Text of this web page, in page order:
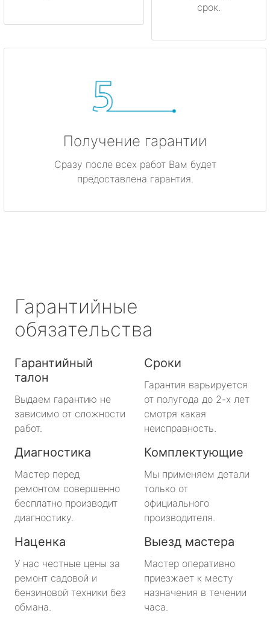
срок.
Получение гарантии
Сразу после всех работ Вам будет
предоставлена гарантия.
Гарантийные
обязательства
Гарантийный
талон
Выдаем гарантию не
зависимо от сложности
работ.
Сроки
Гарантия варьируется
от полугода до 2-х лет
смотря какая
неисправность.
Диагностика
Мастер перед
ремонтом совершенно
бесплатно производит
диагностику.
Комплектующие
Мы применяем детали
только от
официального
производителя.
Наценка
У нас честные цены за
ремонт садовой и
бензиновой техники без
обмана.
Выезд мастера
Мастер оперативно
приезжает к месту
назначения в течении
часа.